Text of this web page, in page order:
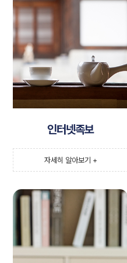
인터넷족보
자세히 알아보기 +